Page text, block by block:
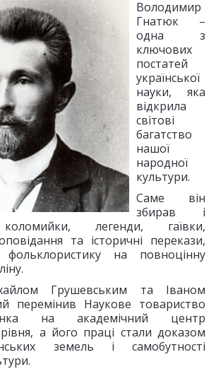
Володимир
Гнатюк –
одна з
ключових
постатей
української
науки, яка
відкрила
світові
багатство
нашої
народної
культури.
Саме він
збирав і
легенди, гаївки,
та історичні перекази,
на повноцінну
Грушевським та Іваном
перемінив Наукове товариство
на академічний центр
а його праці стали доказом
земель і самобутності